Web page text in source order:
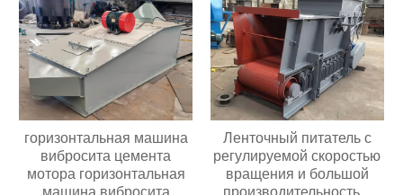
поворотный грохот
питателя с контроллером
горизонтальная машина
вибросита цемента
мотора горизонтальная
машина вибросита
Ленточный питатель с
регулируемой скоростью
вращения и большой
производительностью